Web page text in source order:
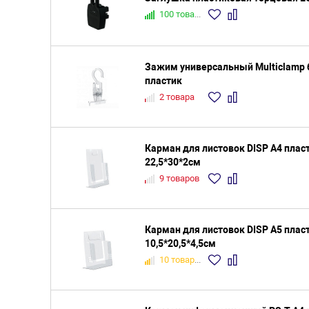
100 товаров
Зажим универсальный Multiclamp
пластик
2 товара
Карман для листовок DISP A4
22,5*30*2см
9 товаров
Карман для листовок DISP A5
10,5*20,5*4,5см
10 товаров